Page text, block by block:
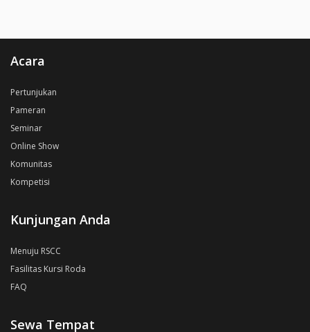
Acara
Pertunjukan
Pameran
Seminar
Online Show
Komunitas
Kompetisi
Kunjungan Anda
Menuju RSCC
Fasilitas Kursi Roda
FAQ
Sewa Tempat